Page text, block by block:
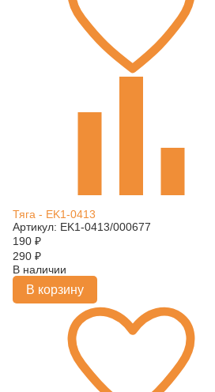
Тяга - EK1-0413
Артикул: EK1-0413/000677
190 ₽
290 ₽
В наличии
В корзину